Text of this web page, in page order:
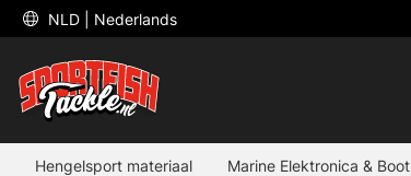
NLD | Nederlands
Hengelsport materiaal Marine Elektronica & Boot